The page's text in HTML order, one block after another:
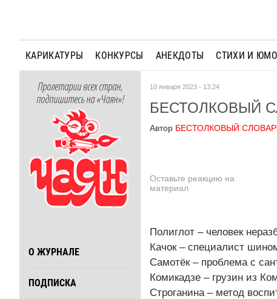
КАРИКАТУРЫ КОНКУРСЫ АНЕКДОТЫ СТИХИ И
Пролетарии всех стран,
подпишитесь на «Чаян»!
О ЖУРНАЛЕ
ПОДПИСКА
10 января 2023 - 13:24
БЕСТОЛКОВЫЙ
Автор БЕСТОЛКОВЫЙ
Оставьте реакцию на
материал
Полиглот – человек
Качок – специалист
Самотёк – проблема с
Комикадзе – грузин из
Строганина – метод